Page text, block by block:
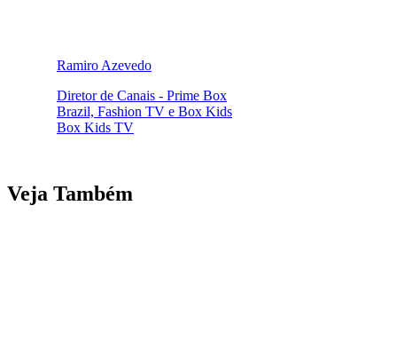
Ramiro Azevedo
Diretor de Canais - Prime Box
Brazil, Fashion TV e Box Kids
Box Kids TV
Veja Também